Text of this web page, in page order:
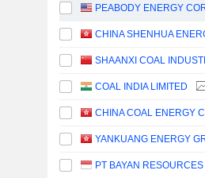
COAL INDIA LIMITED
PT BAYAN